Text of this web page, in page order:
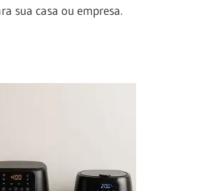
sua casa ou empresa.